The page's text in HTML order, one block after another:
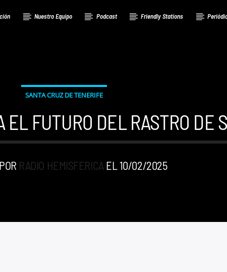
Nuestro Equipo Podcast Friendly Stations
SANTA CRUZ DE TENERIFE
EL FUTURO DEL RASTRO DE
RADIO HEMISFERICA EL 10/02/2025